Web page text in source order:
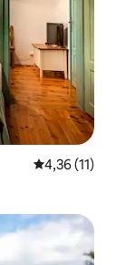
Évaluation
4,36 (11)